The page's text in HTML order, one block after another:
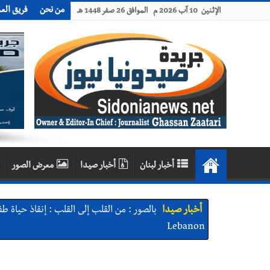
الإثنين 10 آب 2026 م الموافق 26 صفر 1448 هـ من نحن فريق
أخبار لبنان أخبار صيدا معرض الصور
أخبار صيدا
Lebanon